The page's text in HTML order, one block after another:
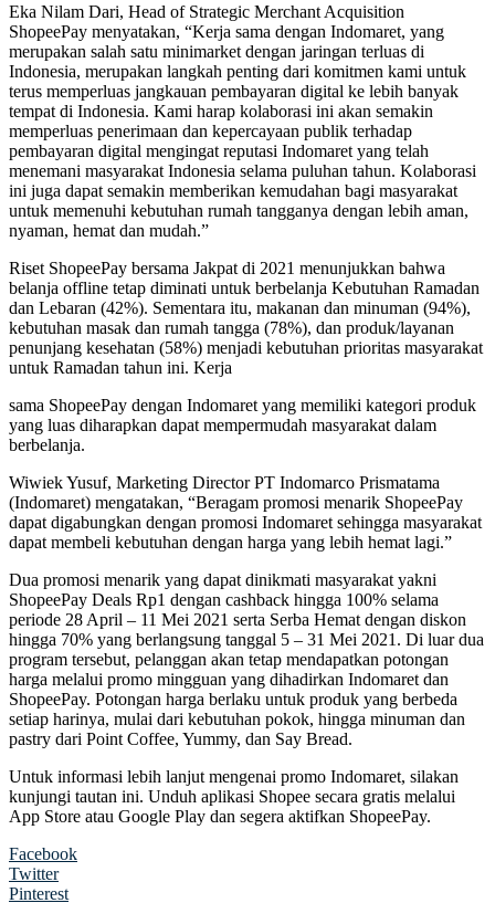
Eka Nilam Dari, Head of Strategic Merchant Acquisition
ShopeePay menyatakan, “Kerja sama dengan Indomaret, yang
merupakan salah satu minimarket dengan jaringan terluas di
Indonesia, merupakan langkah penting dari komitmen kami untuk
terus memperluas jangkauan pembayaran digital ke lebih banyak
tempat di Indonesia. Kami harap kolaborasi ini akan semakin
memperluas penerimaan dan kepercayaan publik terhadap
pembayaran digital mengingat reputasi Indomaret yang telah
menemani masyarakat Indonesia selama puluhan tahun. Kolaborasi
ini juga dapat semakin memberikan kemudahan bagi masyarakat
untuk memenuhi kebutuhan rumah tangganya dengan lebih aman,
nyaman, hemat dan mudah.”
Riset ShopeePay bersama Jakpat di 2021 menunjukkan bahwa
belanja offline tetap diminati untuk berbelanja Kebutuhan Ramadan
dan Lebaran (42%). Sementara itu, makanan dan minuman (94%),
kebutuhan masak dan rumah tangga (78%), dan produk/layanan
penunjang kesehatan (58%) menjadi kebutuhan prioritas masyarakat
untuk Ramadan tahun ini. Kerja
sama ShopeePay dengan Indomaret yang memiliki kategori produk
yang luas diharapkan dapat mempermudah masyarakat dalam
berbelanja.
Wiwiek Yusuf, Marketing Director PT Indomarco Prismatama
(Indomaret) mengatakan, “Beragam promosi menarik ShopeePay
dapat digabungkan dengan promosi Indomaret sehingga masyarakat
dapat membeli kebutuhan dengan harga yang lebih hemat lagi.”
Dua promosi menarik yang dapat dinikmati masyarakat yakni
ShopeePay Deals Rp1 dengan cashback hingga 100% selama
periode 28 April – 11 Mei 2021 serta Serba Hemat dengan diskon
hingga 70% yang berlangsung tanggal 5 – 31 Mei 2021. Di luar dua
program tersebut, pelanggan akan tetap mendapatkan potongan
harga melalui promo mingguan yang dihadirkan Indomaret dan
ShopeePay. Potongan harga berlaku untuk produk yang berbeda
setiap harinya, mulai dari kebutuhan pokok, hingga minuman dan
pastry dari Point Coffee, Yummy, dan Say Bread.
Untuk informasi lebih lanjut mengenai promo Indomaret, silakan
kunjungi tautan ini. Unduh aplikasi Shopee secara gratis melalui
App Store atau Google Play dan segera aktifkan ShopeePay.
Facebook
Twitter
Pinterest